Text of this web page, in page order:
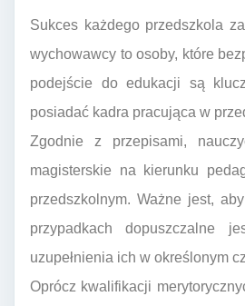
Sukces każdego przedszkola
wychowawcy to osoby, które
podejście do edukacji są
posiadać kadra pracująca w
Zgodnie z przepisami,
magisterskie na kierunku
przedszkolnym. Ważne jest,
przypadkach dopuszczalne
uzupełnienia ich w określonym
Oprócz kwalifikacji